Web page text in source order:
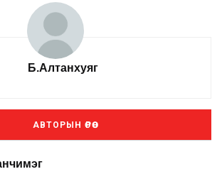
Б.Алтанхуяг
АВТОРЫН ӨРӨӨ